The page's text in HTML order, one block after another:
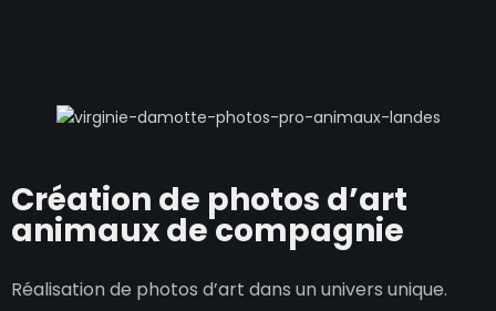
Création de photos d’art
animaux de compagnie
Réalisation de photos d’art dans un univers unique.